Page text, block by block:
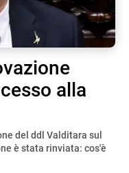
alla
del ddl Valditara sul
è stata rinviata: cos'è